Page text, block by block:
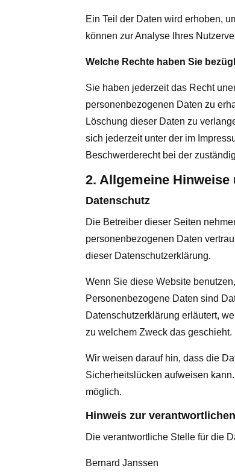
Ein Teil der Daten wird erhoben,
können zur Analyse Ihres
Welche Rechte haben Sie
Sie haben jederzeit das Recht
personenbezogenen Daten zu
Löschung dieser Daten zu
sich jederzeit unter der im
Beschwerderecht bei der
2. Allgemeine
Datenschutz
Die Betreiber dieser Seiten
personenbezogenen Daten
dieser Datenschutzerklärung.
Wenn Sie diese Website
Personenbezogene Daten sind
Datenschutzerklärung erläutert,
zu welchem Zweck das geschieht.
Wir weisen darauf hin, dass die
Sicherheitslücken aufweisen
möglich.
Hinweis zur
Die verantwortliche Stelle für die
Bernard Janssen